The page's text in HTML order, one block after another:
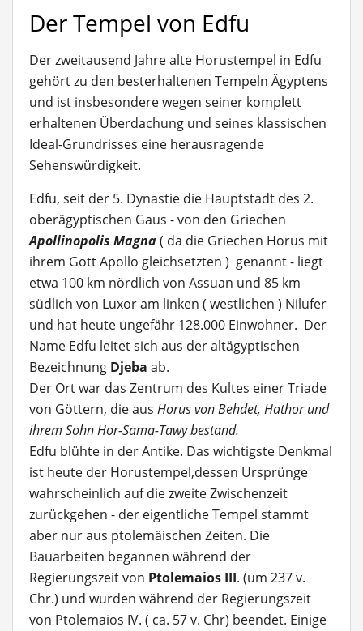
Der Tempel von Edfu
Der zweitausend Jahre alte Horustempel in Edfu
gehört zu den besterhaltenen Tempeln Ägyptens
und ist insbesondere wegen seiner komplett
erhaltenen Überdachung und seines klassischen
Ideal-Grundrisses eine herausragende
Sehenswürdigkeit.
Edfu, seit der 5. Dynastie die Hauptstadt des 2.
oberägyptischen Gaus - von den Griechen
Apollinopolis Magna( da die Griechen Horus mit
ihrem Gott Apollo gleichsetzten ) genannt - liegt
etwa 100 km nördlich von Assuan und 85 km
südlich von Luxor am linken ( westlichen ) Nilufer
und hat heute ungefähr 128.000 Einwohner. Der
Name Edfu leitet sich aus der altägyptischen
Bezeichnung Djeba ab.
Der Ort war das Zentrum des Kultes einer Triade
von Göttern, die aus Horus von Behdet, Hathor und
ihrem Sohn Hor-Sama-Tawy bestand.
Edfu blühte in der Antike. Das wichtigste Denkmal
ist heute der Horustempel,dessen Ursprünge
wahrscheinlich auf die zweite Zwischenzeit
zurückgehen - der eigentliche Tempel stammt
aber nur aus ptolemäischen Zeiten. Die
Bauarbeiten begannen während der
Regierungszeit von Ptolemaios III. (um 237 v.
Chr.) und wurden während der Regierungszeit
von Ptolemaios IV. ( ca. 57 v. Chr) beendet. Einige